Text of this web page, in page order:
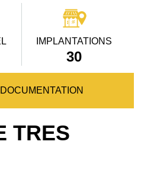
IMPLANTATIONS
30
TRES